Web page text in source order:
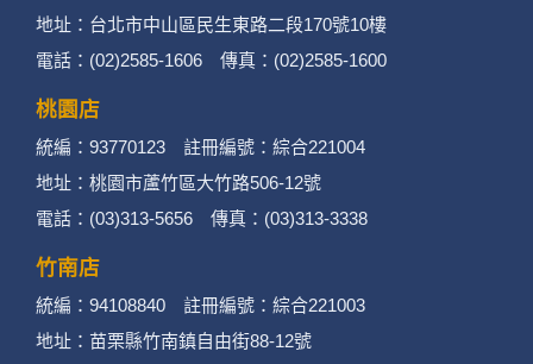
地址：台北市中山區民生東路二段170號10樓
電話：(02)2585-1606 傳真：(02)2585-1600
桃園店
統編：93770123 註冊編號：綜合221004
地址：桃園市蘆竹區大竹路506-12號
電話：(03)313-5656 傳真：(03)313-3338
竹南店
統編：94108840 註冊編號：綜合221003
地址：苗栗縣竹南鎮自由街88-12號